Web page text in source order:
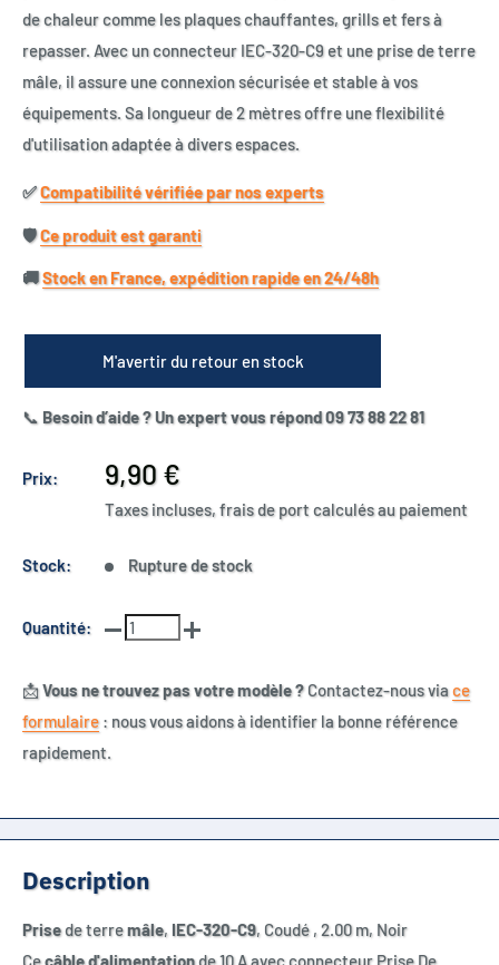
de chaleur comme les plaques chauffantes, grills et fers à
repasser. Avec un connecteur IEC-320-C9 et une prise de terre
mâle, il assure une connexion sécurisée et stable à vos
équipements. Sa longueur de 2 mètres offre une flexibilité
d'utilisation adaptée à divers espaces.
✅​Compatibilité vérifiée par nos experts
🛡️​Ce produit est garanti
🚚​Stock en France, expédition rapide en 24/48h
M'avertir du retour en stock
📞 Besoin d’aide ? Un expert vous répond 09 73 88 22 81
Prix:
Prix
réduit
9,90 €
Taxes incluses, frais de port calculés au paiement
Stock: Rupture de stock
Quantité:
📩Vous ne trouvez pas votre modèle ?Contactez-nous viace
formulaire : nous vous aidons à identifier la bonne référence
rapidement.
Description
Prisede terremâle, IEC-320-C9, Coudé , 2.00 m, Noir